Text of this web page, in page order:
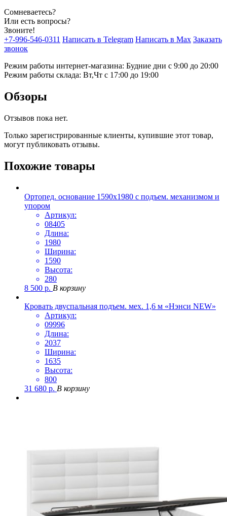
Сомневаетесь?
Или есть вопросы?
Звоните!
+7-996-546-0311 Написать в Telegram Написать в Max Заказать
звонок
Режим работы интернет-магазина: Будние дни с 9:00 до 20:00
Режим работы склада: Вт,Чт с 17:00 до 19:00
Обзоры
Отзывов пока нет.
Только зарегистрированные клиенты, купившие этот товар,
могут публиковать отзывы.
Похожие товары
Ортопед. основание 1590х1980 с подъем. механизмом и
упором
Артикул:
08405
Длина:
1980
Ширина:
1590
Высота:
280
8 500 р. В корзину
Кровать двуспальная подъем. мех. 1,6 м «Нэнси NEW»
Артикул:
09996
Длина:
2037
Ширина:
1635
Высота:
800
31 680 р. В корзину